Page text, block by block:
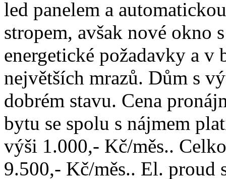
led panelem a
stropem, avšak nové okno
energetické požadavky a v
největších mrazů. Dům s
dobrém stavu. Cena
bytu se spolu s nájmem
výši 1.000,- Kč/měs..
9.500,- Kč/měs.. El. proud